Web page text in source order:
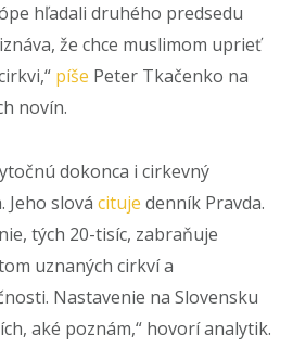
hľadali druhého predsedu
že chce muslimom uprieť
píše Peter Tkačenko na
novín.
dokonca i cirkevný
Jeho slová cituje denník Pravda.
tých 20-tisíc, zabraňuje
uznaných cirkví a
Nastavenie na Slovensku
aké poznám,“ hovorí analytik.